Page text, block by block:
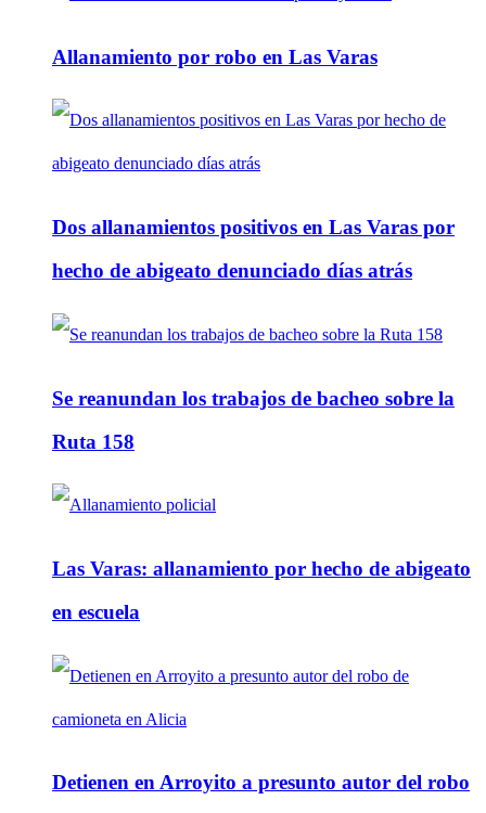
Allanamiento por robo en Las Varas
Dos allanamientos positivos en Las Varas por
hecho de abigeato denunciado días atrás
Se reanundan los trabajos de bacheo sobre la
Ruta 158
Las Varas: allanamiento por hecho de abigeato
en escuela
Detienen en Arroyito a presunto autor del robo